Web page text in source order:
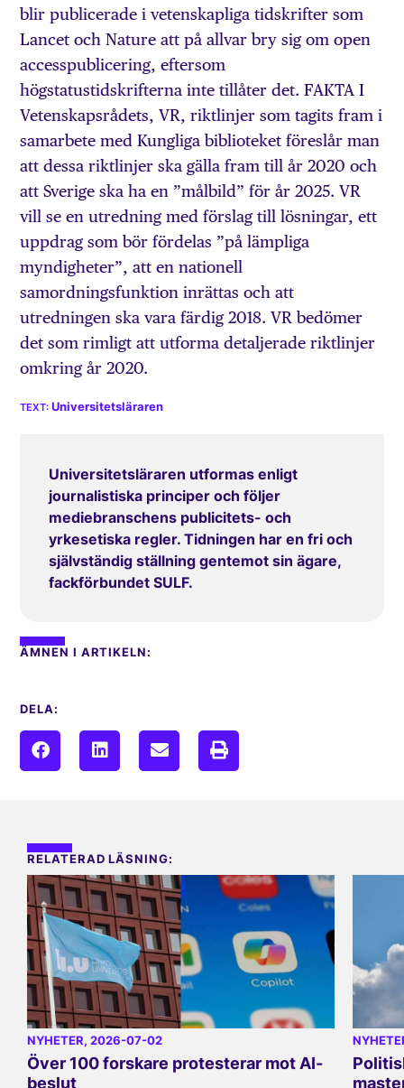
blir publicerade i vetenskapliga tidskrifter som
Lancet och Nature att på allvar bry sig om open
accesspublicering, eftersom
högstatustidskrifterna inte tillåter det. FAKTA I
Vetenskapsrådets, VR, riktlinjer som tagits fram i
samarbete med Kungliga biblioteket föreslår man
att dessa riktlinjer ska gälla fram till år 2020 och
att Sverige ska ha en ”målbild” för år 2025. VR
vill se en utredning med förslag till lösningar, ett
uppdrag som bör fördelas ”på lämpliga
myndigheter”, att en nationell
samordningsfunktion inrättas och att
utredningen ska vara färdig 2018. VR bedömer
det som rimligt att utforma detaljerade riktlinjer
omkring år 2020.
Universitetsläraren
Universitetsläraren utformas enligt
journalistiska principer och följer
mediebranschens publicitets- och
yrkesetiska regler. Tidningen har en fri och
självständig ställning gentemot sin ägare,
fackförbundet SULF.
ÄMNEN I ARTIKELN:
DELA:
RELATERAD LÄSNING:
NYHETER, 2026-07-02
Över 100 forskare protesterar mot AI-
beslut